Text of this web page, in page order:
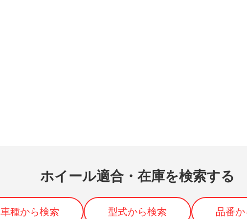
ホイール適合・在庫を検索する
車種から検索 型式から検索 品番